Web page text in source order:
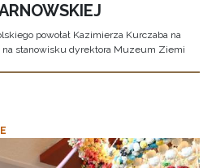
powołał Kazimierza Kurczaba na
stanowisku dyrektora Muzeum Ziemi